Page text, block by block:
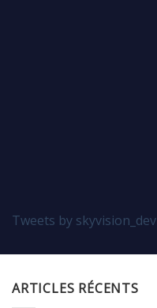
Tweets by skyvision_dev
ARTICLES RÉCENTS